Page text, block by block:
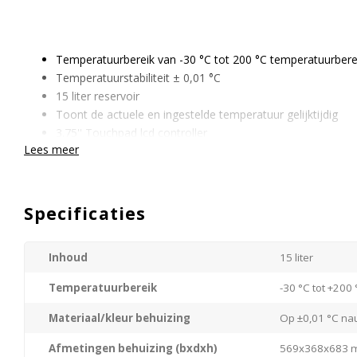
Temperatuurbereik van -30 °C tot 200 °C
Temperatuurstabiliteit ± 0,01 °C
15 liter reservoir
Toont de actuele en ingestelde temperatuur gelijktijdig
3.75'' Touchpad lcd controller
Controller 180° draaibaar
Temperatuursensor doorvoer
Vloeistof circulatie door middel van een Druk/ Zuig pomp
Temperatuurregistratie tot 10 dagen
Bescherming tegen laag vloeistof niveau
Reinigbaar luchtfilter
Vraag gerust een vrijblijvende offerte aan of neem contact met
mogelijkheden.
Lees meer
Specificaties
Inhoud 15 liter
Temperatuurbereik -30 °C tot +200
Materiaal/kleur behuizing Op ±0,01 °C
Afmetingen behuizing (bxdxh) 569x368x683